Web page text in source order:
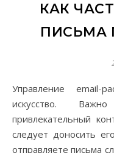
КАК
ПИСЬМА
Управление email-рассылками — это настоящее
искусство.
привлекательный
следует доносить
отправляете письма